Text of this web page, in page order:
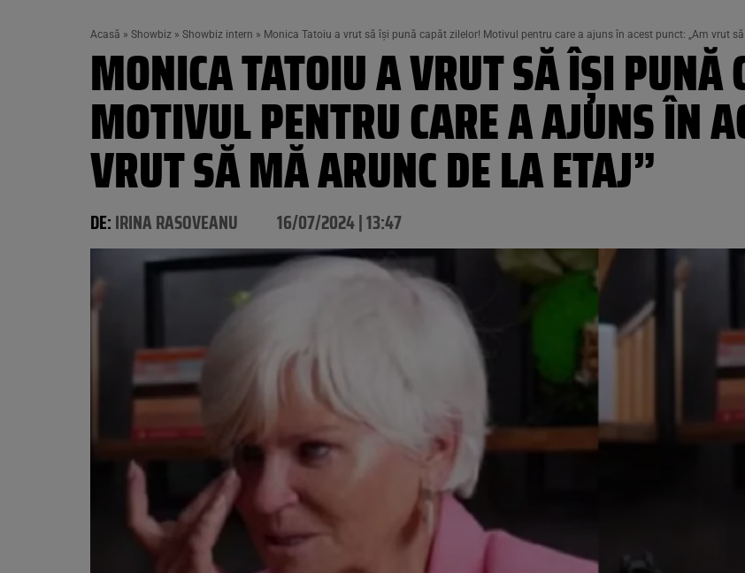
Acasă » Showbiz » Showbiz intern » Monica Tatoiu a vrut să își pună capăt zilelor! Motivul pentru care a ajuns în acest punct: „Am vrut
MONICA TATOIU A VRUT SĂ ÎȘI PUNĂ
MOTIVUL PENTRU CARE A AJUNS ÎN
VRUT SĂ MĂ ARUNC DE LA ETAJ”
DE:IRINA RASOVEANU 16/07/2024 | 13:47